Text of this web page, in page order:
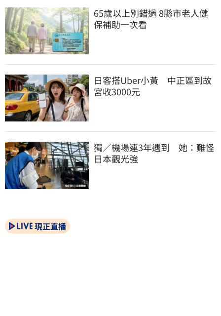
65歲以上別錯過 8縣市老人健
保補助一次看
日客搭Uber小黃　中正區到故
宮收3000元
獨／機場連3年遇到　她：難怪
日本觀光強
現正直播